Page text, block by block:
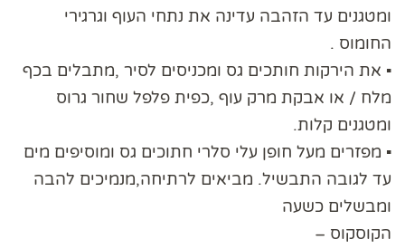
ומטגנים עד הזהבה עדינה את נתחי העוף וגרגירי
החומוס .
▪︎ את הירקות חותכים גס ומכניסים לסיר ,מתבלים בכף
מלח / או אבקת מרק עוף ,כפית פלפל שחור גרוס
ומטגנים קלות.
▪︎ מפזרים מעל חופן עלי סלרי חתוכים גס ומוסיפים מים
עד לגובה התבשיל. מביאים לרתיחה,מנמיכים להבה
ומבשלים כשעה
הקוסקוס –